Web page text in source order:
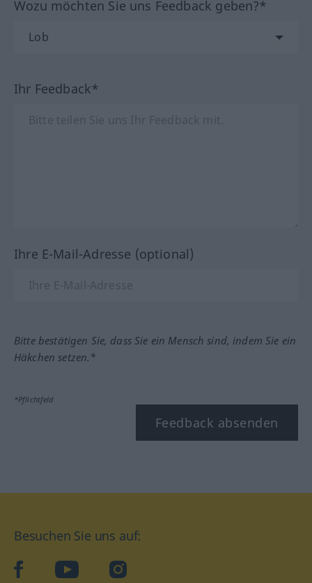
Wozu möchten Sie uns Feedback geben?*
Ihr Feedback*
Ihre E-Mail-Adresse (optional)
Bitte bestätigen Sie, dass Sie ein Mensch sind, indem Sie ein
Häkchen setzen.*
*Pflichtfeld
Feedback absenden
Besuchen Sie uns auf:
facebookYouTube Instagram